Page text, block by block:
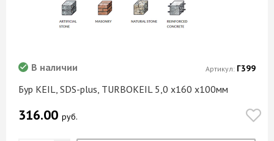
Бур KEIL, SDS-plus, TURBOKEIL 5,0 х160 х100мм
В наличии
316.00 руб.
Артикул: Г399